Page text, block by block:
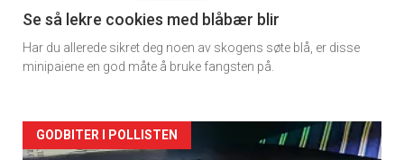
2
Se så lekre cookies med blåbær blir
Har du allerede sikret deg noen av skogens søte blå, er disse
minipaiene en god måte å bruke fangsten på.
Forsiden
GODBITER I POLLISTEN